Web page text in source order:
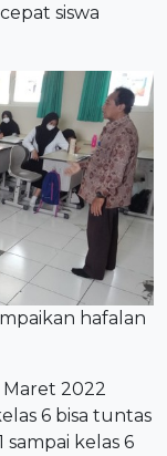
siswa
hafalan
Maret 2022
6 bisa tuntas
sampai kelas 6